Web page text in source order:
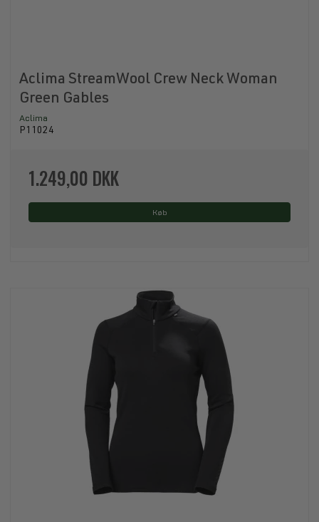
Aclima StreamWool Crew Neck Woman
Green Gables
Aclima
P11024
1.249,00 DKK
Køb